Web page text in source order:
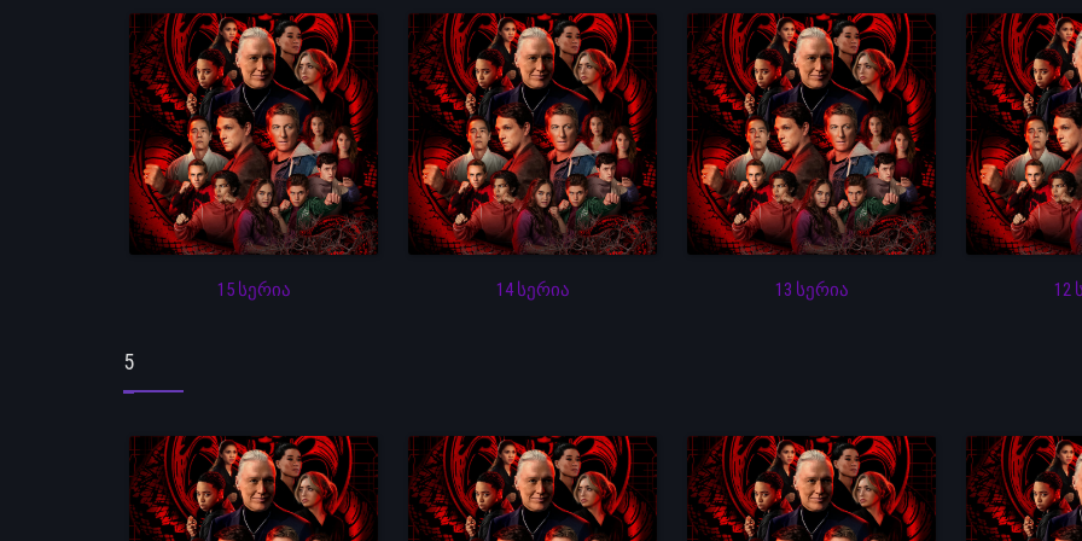
15 სერია 14 სერია 13 სერია 12
5